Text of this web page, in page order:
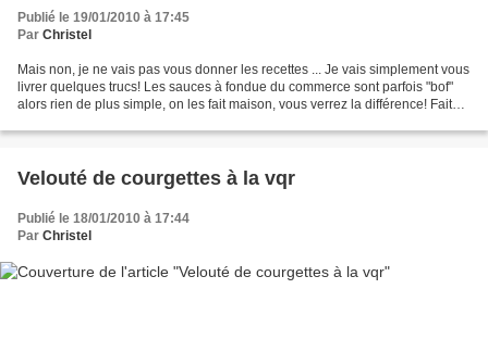
Publié le 19/01/2010 à 17:45
Par Christel
Mais non, je ne vais pas vous donner les recettes ... Je vais simplement vous
livrer quelques trucs! Les sauces à fondue du commerce sont parfois "bof"
alors rien de plus simple, on les fait maison, vous verrez la différence! Faites
Velouté de courgettes à la vqr
Publié le 18/01/2010 à 17:44
Par Christel